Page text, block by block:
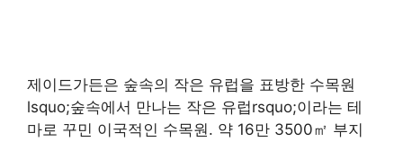
제이드가든은 숲속의 작은 유럽을 표방한 수목원
lsquo;숲속에서 만나는 작은 유럽rsquo;이라는 테
마로 꾸민 이국적인 수목원. 약 16만 3500㎡ 부지